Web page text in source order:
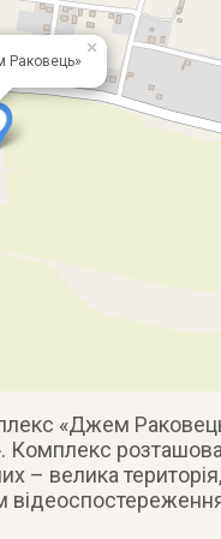
Раковець»
×
«Джем
Комплекс
– велика